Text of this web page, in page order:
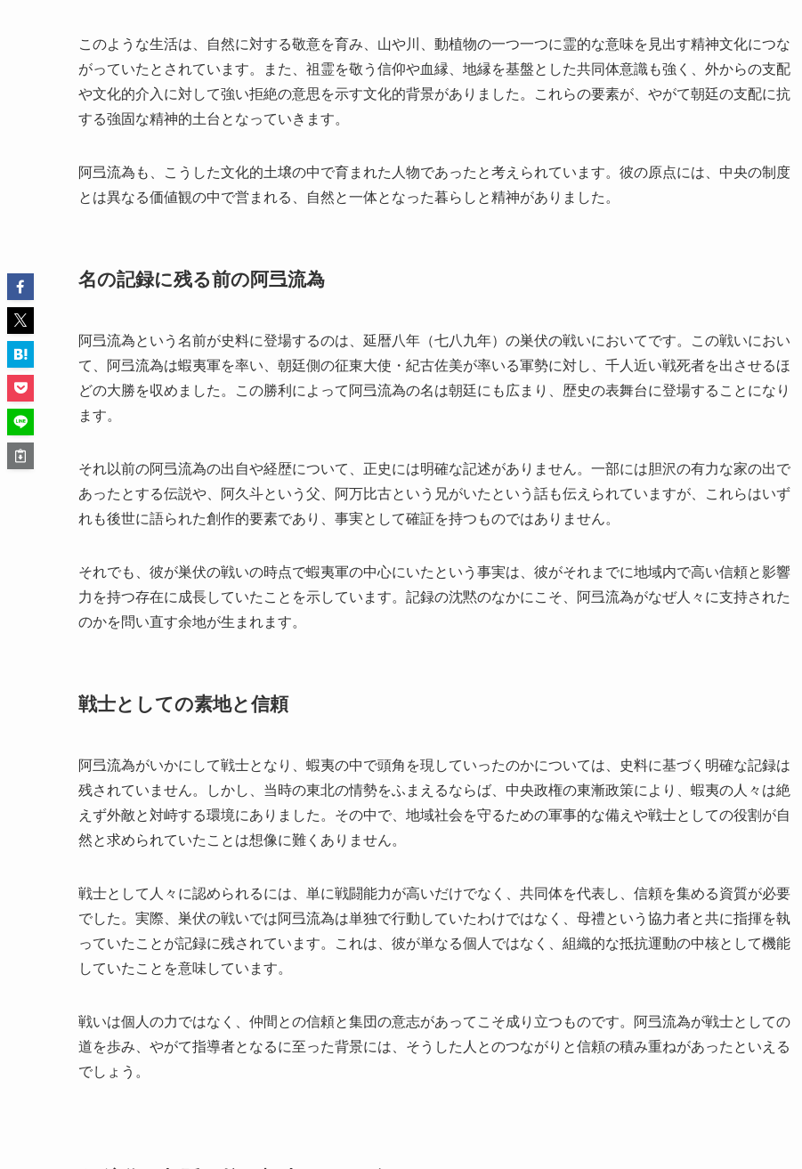
このような生活は、自然に対する敬意を育み、山や川、動植物の一つ一つに霊的な意味を見出す精神文化につな
がっていたとされています。また、祖霊を敬う信仰や血縁、地縁を基盤とした共同体意識も強く、外からの支配
や文化的介入に対して強い拒絶の意思を示す文化的背景がありました。これらの要素が、やがて朝廷の支配に抗
する強固な精神的土台となっていきます。
阿弖流為も、こうした文化的土壌の中で育まれた人物であったと考えられています。彼の原点には、中央の制度
とは異なる価値観の中で営まれる、自然と一体となった暮らしと精神がありました。
名の記録に残る前の阿弖流為
阿弖流為という名前が史料に登場するのは、延暦八年（七八九年）の巣伏の戦いにおいてです。この戦いにおい
て、阿弖流為は蝦夷軍を率い、朝廷側の征東大使・紀古佐美が率いる軍勢に対し、千人近い戦死者を出させるほ
どの大勝を収めました。この勝利によって阿弖流為の名は朝廷にも広まり、歴史の表舞台に登場することになり
ます。
それ以前の阿弖流為の出自や経歴について、正史には明確な記述がありません。一部には胆沢の有力な家の出で
あったとする伝説や、阿久斗という父、阿万比古という兄がいたという話も伝えられていますが、これらはいず
れも後世に語られた創作的要素であり、事実として確証を持つものではありません。
それでも、彼が巣伏の戦いの時点で蝦夷軍の中心にいたという事実は、彼がそれまでに地域内で高い信頼と影響
力を持つ存在に成長していたことを示しています。記録の沈黙のなかにこそ、阿弖流為がなぜ人々に支持された
のかを問い直す余地が生まれます。
戦士としての素地と信頼
阿弖流為がいかにして戦士となり、蝦夷の中で頭角を現していったのかについては、史料に基づく明確な記録は
残されていません。しかし、当時の東北の情勢をふまえるならば、中央政権の東漸政策により、蝦夷の人々は絶
えず外敵と対峙する環境にありました。その中で、地域社会を守るための軍事的な備えや戦士としての役割が自
然と求められていたことは想像に難くありません。
戦士として人々に認められるには、単に戦闘能力が高いだけでなく、共同体を代表し、信頼を集める資質が必要
でした。実際、巣伏の戦いでは阿弖流為は単独で行動していたわけではなく、母禮という協力者と共に指揮を執
っていたことが記録に残されています。これは、彼が単なる個人ではなく、組織的な抵抗運動の中核として機能
していたことを意味しています。
戦いは個人の力ではなく、仲間との信頼と集団の意志があってこそ成り立つものです。阿弖流為が戦士としての
道を歩み、やがて指導者となるに至った背景には、そうした人とのつながりと信頼の積み重ねがあったといえる
でしょう。